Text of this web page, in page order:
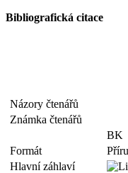
Bibliografická citace
Názory čtenářů
Známka čtenářů
BK
Formát
Hlavní záhlaví